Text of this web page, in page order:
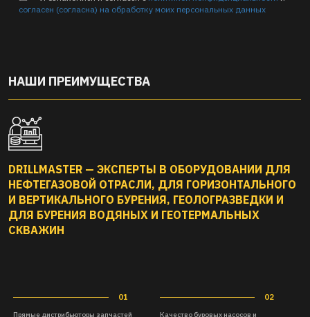
согласен (согласна) на обработку моих персональных данных
НАШИ ПРЕИМУЩЕСТВА
DRILLMASTER — ЭКСПЕРТЫ В ОБОРУДОВАНИИ ДЛЯ
НЕФТЕГАЗОВОЙ ОТРАСЛИ, ДЛЯ ГОРИЗОНТАЛЬНОГО
И ВЕРТИКАЛЬНОГО БУРЕНИЯ, ГЕОЛОГРАЗВЕДКИ И
ДЛЯ БУРЕНИЯ ВОДЯНЫХ И ГЕОТЕРМАЛЬНЫХ
СКВАЖИН